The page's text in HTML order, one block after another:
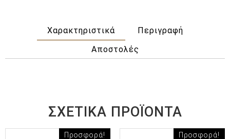
Χαρακτηριστικά
Περιγραφή
Αποστολές
ΣΧΕΤΙΚΆ ΠΡΟΪΌΝΤΑ
Προσφορά! Προσφορά!